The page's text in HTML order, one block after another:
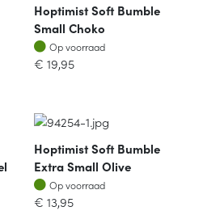
Hoptimist Soft Bumble
Small Choko
Op voorraad
Op voorraad
€ 19,95
Hoptimist Soft Bumble
Extra Small Olive
Op voorraad
Op voorraad
€ 13,95